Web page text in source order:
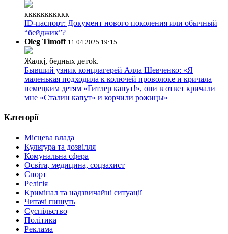
ккккккккккк
ID-паспорт: Документ нового поколения или обычный
“бейджик”?
Oleg Timoff 11.04.2025 19:15
Жалкj, бедных детok.
Бывший узник концлагерей Алла Шевченко: «Я
маленькая подходила к колючей проволоке и кричала
немецким детям «Гитлер капут!», они в ответ кричали
мне «Сталин капут» и корчили рожицы»
Категорії
Місцева влада
Культура та дозвілля
Комунальна сфера
Освіта, медицина, соцзахист
Спорт
Релігія
Кримінал та надзвичайні ситуації
Читачі пишуть
Суспільство
Політика
Реклама